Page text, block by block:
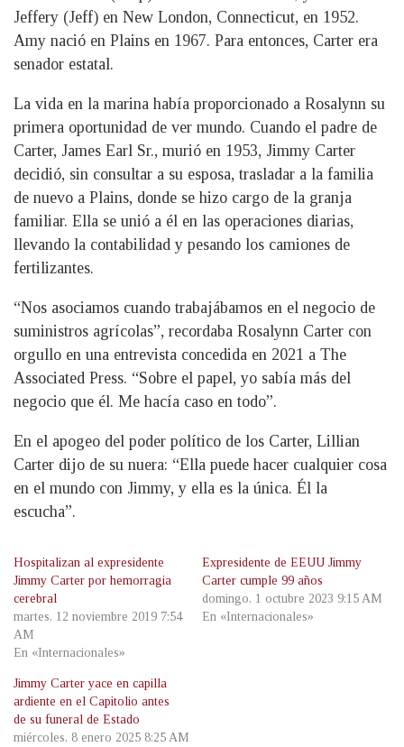
Jeffery (Jeff) en New London, Connecticut, en 1952.
Amy nació en Plains en 1967. Para entonces, Carter era
senador estatal.
La vida en la marina había proporcionado a Rosalynn su
primera oportunidad de ver mundo. Cuando el padre de
Carter, James Earl Sr., murió en 1953, Jimmy Carter
decidió, sin consultar a su esposa, trasladar a la familia
de nuevo a Plains, donde se hizo cargo de la granja
familiar. Ella se unió a él en las operaciones diarias,
llevando la contabilidad y pesando los camiones de
fertilizantes.
“Nos asociamos cuando trabajábamos en el negocio de
suministros agrícolas”, recordaba Rosalynn Carter con
orgullo en una entrevista concedida en 2021 a The
Associated Press. “Sobre el papel, yo sabía más del
negocio que él. Me hacía caso en todo”.
En el apogeo del poder político de los Carter, Lillian
Carter dijo de su nuera: “Ella puede hacer cualquier cosa
en el mundo con Jimmy, y ella es la única. Él la
escucha”.
Hospitalizan al expresidente
Jimmy Carter por hemorragia
cerebral
martes, 12 noviembre 2019 7:54
AM
En «Internacionales»
Expresidente de EEUU Jimmy
Carter cumple 99 años
domingo, 1 octubre 2023 9:15 AM
En «Internacionales»
Jimmy Carter yace en capilla
ardiente en el Capitolio antes
de su funeral de Estado
miércoles, 8 enero 2025 8:25 AM